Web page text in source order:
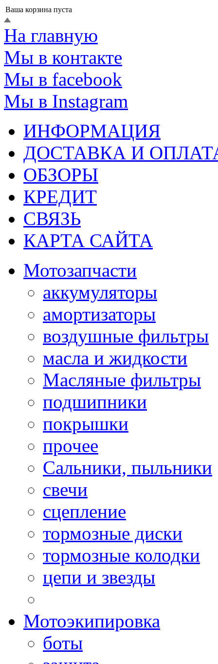
Ваша корзина пуста
На главную
Мы в контакте
Мы в facebook
Мы в Instagram
ИНФОРМАЦИЯ
ДОСТАВКА И
ОБЗОРЫ
КРЕДИТ
СВЯЗЬ
КАРТА САЙТА
Мотозапчасти
аккумуляторы
амортизаторы
воздушные фильтры
масла и жидкости
Масляные фильтры
подшипники
покрышки
прочее
Сальники, пыльники
свечи
сцепление
тормозные диски
тормозные колодки
цепи и звезды
Мотоэкипировка
боты